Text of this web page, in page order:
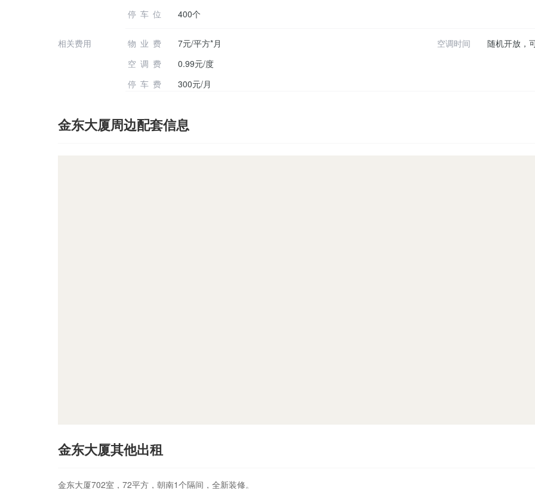
停车位
400个
相关费用 物业费 7元/平方*月 空调时间
随机开放，
空调费
0.99元/度
停车费
300元/月
金东大厦周边配套信息
金东大厦其他出租
金东大厦702室，72平方，朝南1个隔间，全新装修。